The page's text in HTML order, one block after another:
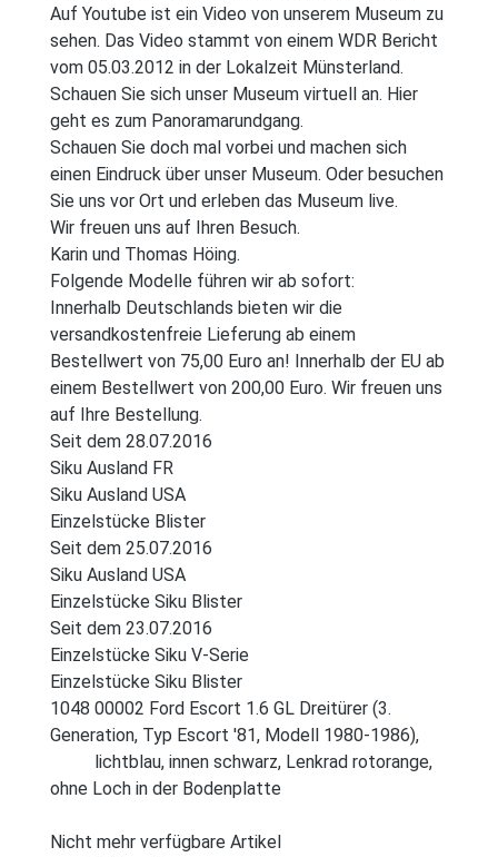
Auf Youtube ist ein Video von unserem Museum zu
sehen. Das Video stammt von einem WDR Bericht
vom 05.03.2012 in der Lokalzeit Münsterland.
Schauen Sie sich unser Museum virtuell an. Hier
geht es zum Panoramarundgang.
Schauen Sie doch mal vorbei und machen sich
einen Eindruck über unser Museum. Oder besuchen
Sie uns vor Ort und erleben das Museum live.
Wir freuen uns auf Ihren Besuch.
Karin und Thomas Höing.
Folgende Modelle führen wir ab sofort:
Innerhalb Deutschlands bieten wir die
versandkostenfreie Lieferung ab einem
Bestellwert von 75,00 Euro an! Innerhalb der EU ab
einem Bestellwert von 200,00 Euro. Wir freuen uns
auf Ihre Bestellung.
Seit dem 28.07.2016
Siku Ausland FR
Siku Ausland USA
Einzelstücke Blister
Seit dem 25.07.2016
Siku Ausland USA
Einzelstücke Siku Blister
Seit dem 23.07.2016
Einzelstücke Siku V-Serie
Einzelstücke Siku Blister
1048 00002 Ford Escort 1.6 GL Dreitürer (3.
Generation, Typ Escort '81, Modell 1980-1986),
lichtblau, innen schwarz, Lenkrad rotorange,
ohne Loch in der Bodenplatte
Nicht mehr verfügbare Artikel